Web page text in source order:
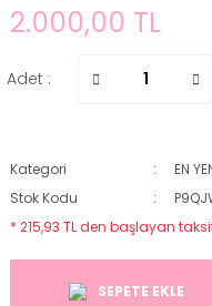
2.000,00 TL
Adet :
Kategori EN
Stok Kodu
* 215,93 TL den başlayan
SEPETE EKLE